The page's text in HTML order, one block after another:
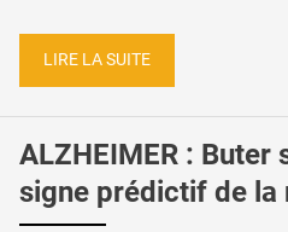
LIRE LA SUITE
ALZHEIMER : Buter
signe prédictif de la